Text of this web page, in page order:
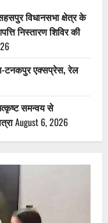
विधानसभा क्षेत्र के
निस्तारण शिविर की
टनकपुर एक्सप्रेस, रेल
समन्वय से
August 6, 2026